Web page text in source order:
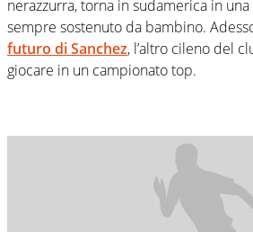
nerazzurra, torna in sudamerica in
sempre sostenuto da bambino.
futuro di Sanchez, l’altro cileno del
giocare in un campionato top.